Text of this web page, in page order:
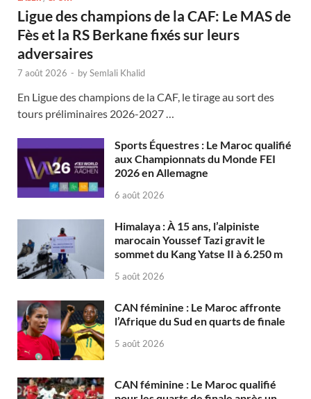
Ligue des champions de la CAF: Le MAS de
Fès et la RS Berkane fixés sur leurs
adversaires
7 août 2026 - bySemlali Khalid
En Ligue des champions de la CAF, le tirage au sort des
tours préliminaires 2026-2027 …
Sports Équestres : Le Maroc qualifié
aux Championnats du Monde FEI
2026 en Allemagne
6 août 2026
Himalaya : À 15 ans, l’alpiniste
marocain Youssef Tazi gravit le
sommet du Kang Yatse II à 6.250 m
5 août 2026
CAN féminine : Le Maroc affronte
l’Afrique du Sud en quarts de finale
5 août 2026
CAN féminine : Le Maroc qualifié